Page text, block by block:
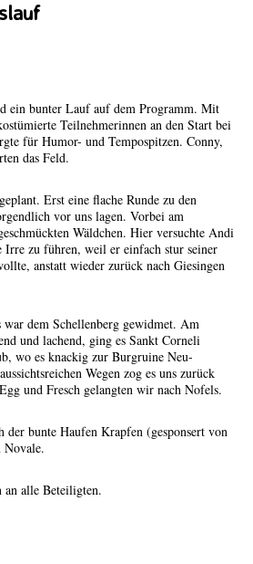
ein bunter Lauf auf dem Programm. Mit
Teilnehmerinnen an den Start bei
für Humor- und Tempospitzen. Conny,
das Feld.
Erst eine flache Runde zu den
vor uns lagen. Vorbei am
Wäldchen. Hier versuchte Andi
Irre zu führen, weil er einfach stur seiner
anstatt wieder zurück nach Giesingen
dem Schellenberg gewidmet. Am
und lachend, ging es Sankt Corneli
wo es knackig zur Burgruine Neu-
Wegen zog es uns zurück
und Fresch gelangten wir nach Nofels.
der bunte Haufen Krapfen (gesponsert von
Novale.
an alle Beteiligten.